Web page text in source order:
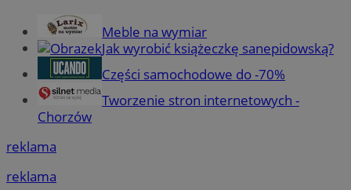
Meble na wymiar
Jak wyrobić książeczkę sanepidowską?
Części samochodowe do -70%
Tworzenie stron internetowych -
Chorzów
reklama
reklama